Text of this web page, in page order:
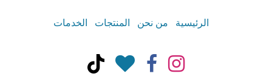
الرئيسية من نحن المنتجات الخدمات